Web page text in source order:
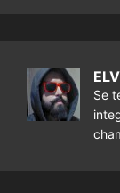
Se